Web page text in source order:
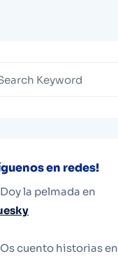
en redes!
Doy la pelmada en
Os cuento historias en